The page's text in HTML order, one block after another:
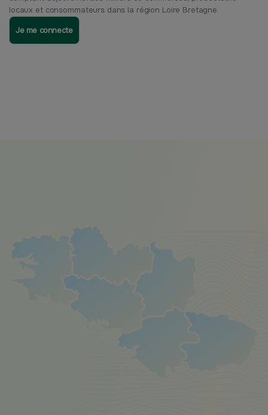
locaux et consommateurs dans la région Loire Bretagne.
Je me connecte